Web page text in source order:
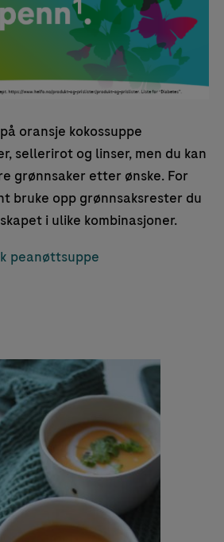
oransje kokossuppe
sellerirot og linser, men du kan
grønnsaker etter ønske. For
bruke opp grønnsaksrester du
i ulike kombinasjoner.
peanøttsuppe